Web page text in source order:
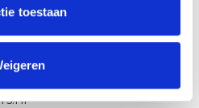
toestaan
geleverd, deze waren
Plus supermarkt .
even op